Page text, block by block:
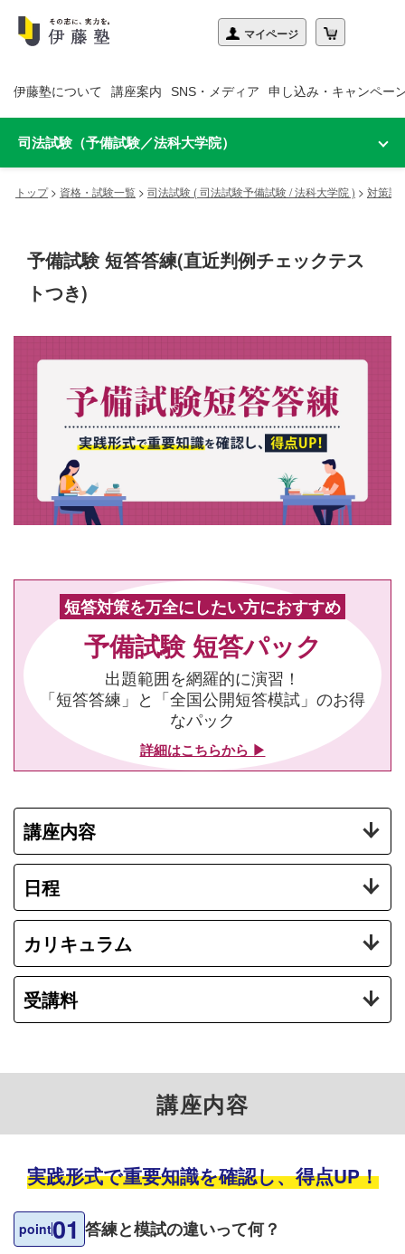
伊藤塾について 講座案内 SNS・メディア 申し込み・キャンペー
司法試験（予備試験／法科大学院）
トップ> 資格・試験一覧 > 司法試験 ( 司法試験予備試験 / 法科大学院 ) > 対策講
予備試験 短答答練(直近判例チェックテス
トつき)
短答対策を万全にしたい方におすすめ
予備試験 短答パック
出題範囲を網羅的に演習！
「短答答練」と「全国公開短答模試」のお得
なパック
詳細はこちらから ▶
講座内容
日程
カリキュラム
受講料
講座内容
実践形式で重要知識を確認し、得点UP！
point01 答練と模試の違いって何？